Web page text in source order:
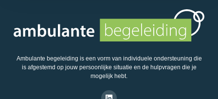
Ambulante begeleiding is een vorm van individuele ondersteuning die
is afgestemd op jouw persoonlijke situatie en de hulpvragen die je
mogelijk hebt.